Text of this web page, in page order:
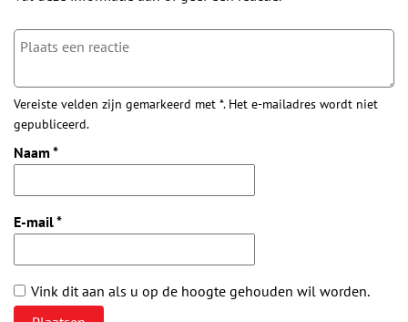
Vereiste velden zijn gemarkeerd met *. Het e-mailadres wordt niet
gepubliceerd.
Naam *
E-mail*
Vink dit aan als u op de hoogte gehouden wil worden.